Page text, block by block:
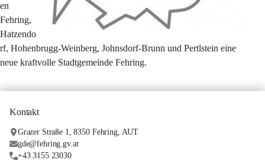
en
Fehring,
Hatzendo
rf, Hohenbrugg-Weinberg, Johnsdorf-Brunn und Pertlstein eine
neue kraftvolle Stadtgemeinde Fehring.
Kontakt
Grazer Straße 1, 8350 Fehring, AUT
gde@fehring.gv.at
+43 3155 23030